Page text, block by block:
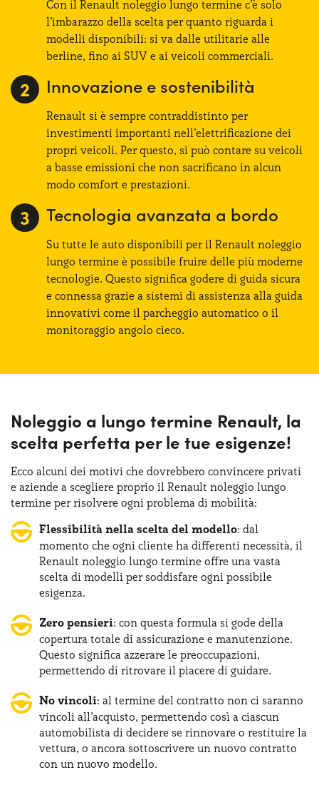
Con il Renault noleggio lungo termine c’è solo
l’imbarazzo della scelta per quanto riguarda i
modelli disponibili: si va dalle utilitarie alle
berline, fino ai SUV e ai veicoli commerciali.
Innovazione e sostenibilità
Renault si è sempre contraddistinto per
investimenti importanti nell’elettrificazione dei
propri veicoli. Per questo, si può contare su veicoli
a basse emissioni che non sacrificano in alcun
modo comfort e prestazioni.
Tecnologia avanzata a bordo
Su tutte le auto disponibili per il Renault noleggio
lungo termine è possibile fruire delle più moderne
tecnologie. Questo significa godere di guida sicura
e connessa grazie a sistemi di assistenza alla guida
innovativi come il parcheggio automatico o il
monitoraggio angolo cieco.
Noleggio a lungo termine Renault, la
scelta perfetta per le tue esigenze!
Ecco alcuni dei motivi che dovrebbero convincere privati
e aziende a scegliere proprio il Renault noleggio lungo
termine per risolvere ogni problema di mobilità:
Flessibilità nella scelta del modello: dal
momento che ogni cliente ha differenti necessità, il
Renault noleggio lungo termine offre una vasta
scelta di modelli per soddisfare ogni possibile
esigenza.
Zero pensieri: con questa formula si gode della
copertura totale di assicurazione e manutenzione.
Questo significa azzerare le preoccupazioni,
permettendo di ritrovare il piacere di guidare.
No vincoli: al termine del contratto non ci saranno
vincoli all’acquisto, permettendo così a ciascun
automobilista di decidere se rinnovare o restituire la
vettura, o ancora sottoscrivere un nuovo contratto
con un nuovo modello.